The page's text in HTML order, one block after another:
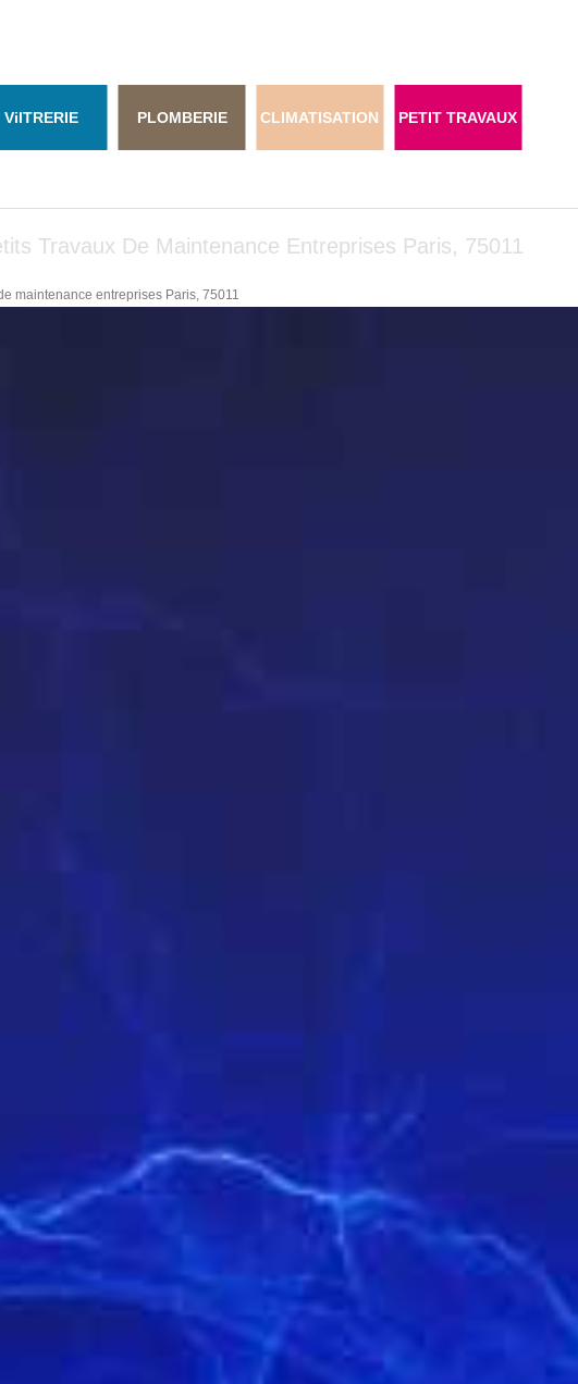
ViITRERIE PLOMBERIE CLIMATISATION PETIT TRAVAUX
Travaux De Maintenance Entreprises Paris, 75011
maintenance entreprises Paris, 75011